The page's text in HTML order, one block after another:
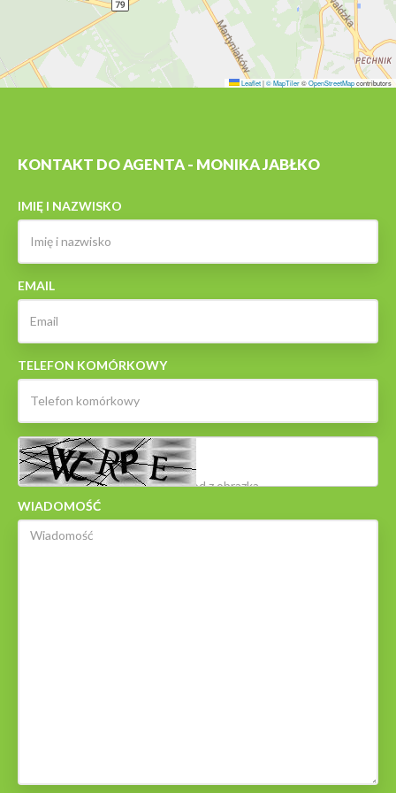
Leaflet|© MapTiler©OpenStreetMapcontributors
KONTAKT DO AGENTA - MONIKA JABŁKO
IMIĘ I NAZWISKO
EMAIL
TELEFON KOMÓRKOWY
WIADOMOŚĆ